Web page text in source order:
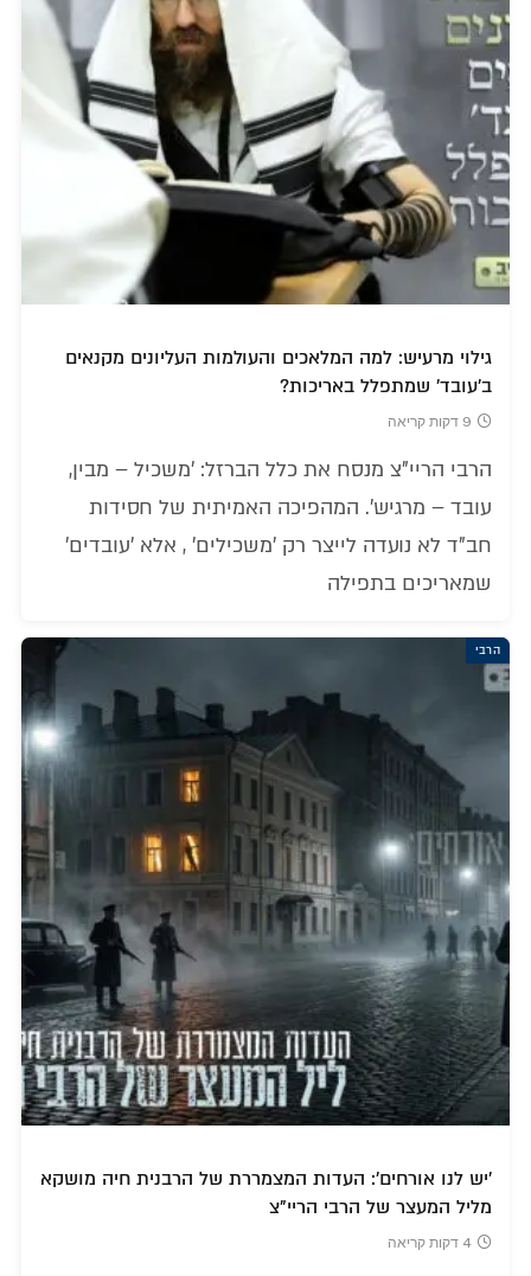
גילוי מרעיש: למה המלאכים והעולמות העליונים מקנאים
ב'עובד' שמתפלל באריכות?
9 דקות קריאה
הרבי הריי"צ מנסח את כלל הברזל: 'משכיל – מבין,
עובד – מרגיש'. המהפיכה האמיתית של חסידות
חב"ד לא נועדה לייצר רק 'משכילים' , אלא 'עובדים'
שמאריכים בתפילה
הרבי
'יש לנו אורחים': העדות המצמררת של הרבנית חיה מושקא
מליל המעצר של הרבי הריי"צ
4 דקות קריאה